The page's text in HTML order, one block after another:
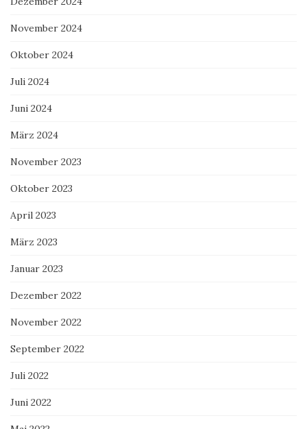
November 2024
Oktober 2024
Juli 2024
Juni 2024
März 2024
November 2023
Oktober 2023
April 2023
März 2023
Januar 2023
Dezember 2022
November 2022
September 2022
Juli 2022
Juni 2022